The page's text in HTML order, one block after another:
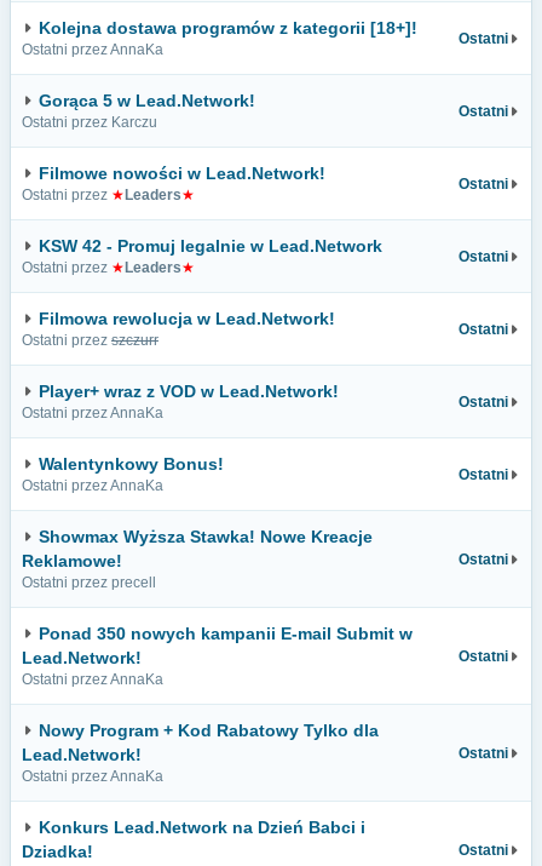
Kolejna dostawa programów z kategorii [18+]!
Ostatni przez AnnaKa
Ostatni
Gorąca 5 w Lead.Network!
Ostatni przez Karczu
Ostatni
Filmowe nowości w Lead.Network!
Ostatni przez ★ Leaders★
Ostatni
KSW 42 - Promuj legalnie w Lead.Network
Ostatni przez ★ Leaders★
Ostatni
Filmowa rewolucja w Lead.Network!
Ostatni przez szczurr
Ostatni
Player+ wraz z VOD w Lead.Network!
Ostatni przez AnnaKa
Ostatni
Walentynkowy Bonus!
Ostatni przez AnnaKa
Ostatni
Showmax Wyższa Stawka! Nowe Kreacje
Reklamowe!
Ostatni przez precell
Ostatni
Ponad 350 nowych kampanii E-mail Submit w
Lead.Network!
Ostatni przez AnnaKa
Ostatni
Nowy Program + Kod Rabatowy Tylko dla
Lead.Network!
Ostatni przez AnnaKa
Ostatni
Konkurs Lead.Network na Dzień Babci i
Dziadka!
Ostatni